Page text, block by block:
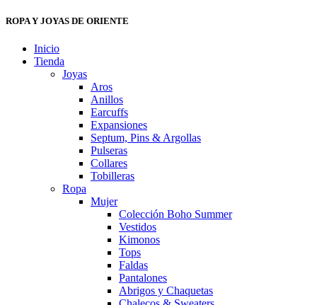
ROPA Y JOYAS DE ORIENTE
Inicio
Tienda
Joyas
Aros
Anillos
Earcuffs
Expansiones
Septum, Pins & Argollas
Pulseras
Collares
Tobilleras
Ropa
Mujer
Colección Boho Summer
Vestidos
Kimonos
Tops
Faldas
Pantalones
Abrigos y Chaquetas